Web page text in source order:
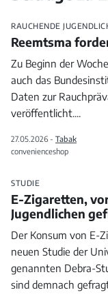
RAUCHENDE
Reemtsma
Zu Beginn der
auch das
Daten zur
veröffentlicht....
27.05.2026 - Tabak
convenienceshop
STUDIE
E-Zigaretten,
Jugendlichen
Der Konsum von E-
neuen Studie der
genannten Debra-
sind demnach